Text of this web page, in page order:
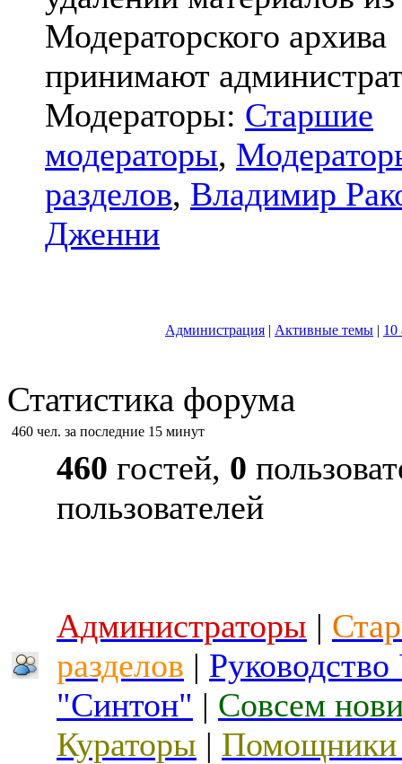
Модераторского архива
принимают
Модераторы: Старшие
модераторы,
разделов, Владимир
Дженни
Администрация | Активные темы | 10
Статистика форума
460 чел. за последние 15 минут
460 гостей, 0
пользователей
Администраторы |
разделов |
"Синтон" | Совсем
Кураторы | Помощники